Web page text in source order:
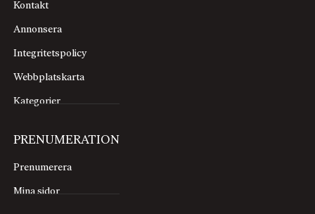
Kontakt
Annonsera
Integritetspolicy
Webbplatskarta
Kategorier
PRENUMERATION
Prenumerera
Mina sidor